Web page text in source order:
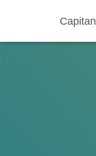
Capitan